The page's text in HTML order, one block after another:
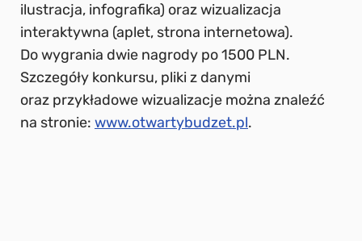
ilustracja, infografika) oraz wizualizacja
interaktywna (aplet, strona internetowa).
Do wygrania dwie nagrody po 1500 PLN.
Szczegóły konkursu, pliki z danymi
oraz przykładowe wizualizacje można znaleźć
na stronie: www.otwartybudzet.pl.